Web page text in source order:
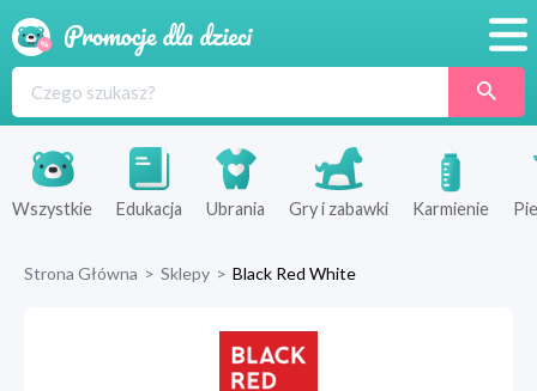
Produkty
Sklepy
Wszystkie Edukacja Ubrania Gry i zabawki Karmienie
Strona Główna > Sklepy > Black Red White